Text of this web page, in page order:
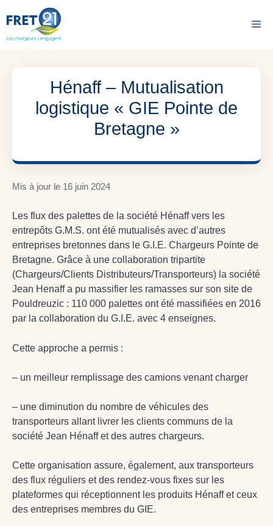
au
contenu
Hénaff – Mutualisation
logistique « GIE Pointe de
Bretagne »
Mis à jour le 16 juin 2024
Les flux des palettes de la société Hénaff vers les
entrepôts G.M.S. ont été mutualisés avec d’autres
entreprises bretonnes dans le G.I.E. Chargeurs Pointe de
Bretagne. Grâce à une collaboration tripartite
(Chargeurs/Clients Distributeurs/Transporteurs) la société
Jean Henaff a pu massifier les ramasses sur son site de
Pouldreuzic : 110 000 palettes ont été massifiées en 2016
par la collaboration du G.I.E. avec 4 enseignes.
Cette approche a permis :
– un meilleur remplissage des camions venant charger
– une diminution du nombre de véhicules des
transporteurs allant livrer les clients communs de la
société Jean Hénaff et des autres chargeurs.
Cette organisation assure, également, aux transporteurs
des flux réguliers et des rendez-vous fixes sur les
plateformes qui réceptionnent les produits Hénaff et ceux
des entreprises membres du GIE.